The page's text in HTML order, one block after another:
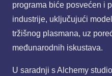
programa biće posvećen i
industrije, uključujući
tržišnog plasmana, uz
međunarodnih iskustava.
U saradnji s Alchemy